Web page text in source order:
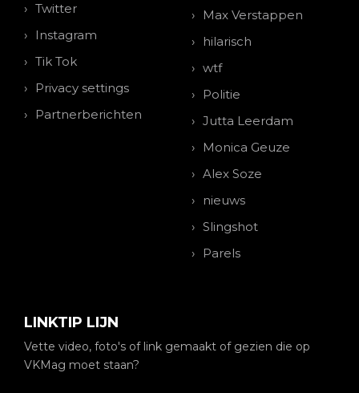
Twitter
Instagram
Tik Tok
Privacy settings
Partnerberichten
Max Verstappen
hilarisch
wtf
Politie
Jutta Leerdam
Monica Geuze
Alex Soze
nieuws
Slingshot
Parels
LINKTIP LIJN
Vette video, foto's of link gemaakt of gezien die op
VKMag moet staan?